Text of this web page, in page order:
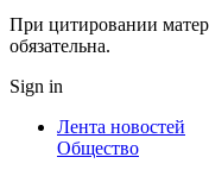
При цитировании
обязательна.
Sign in
Лента новостей
Общество